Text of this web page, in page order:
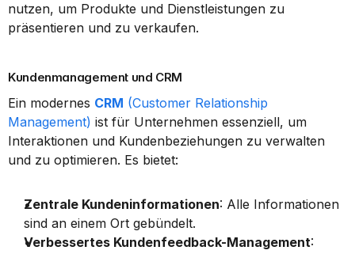
nutzen, um Produkte und Dienstleistungen zu
präsentieren und zu verkaufen.
Kundenmanagement und CRM
Ein modernes CRM (Customer Relationship
Management) ist für Unternehmen essenziell, um
Interaktionen und Kundenbeziehungen zu verwalten
und zu optimieren. Es bietet:
Zentrale Kundeninformationen: Alle Informationen
sind an einem Ort gebündelt.
Verbessertes Kundenfeedback-Management: